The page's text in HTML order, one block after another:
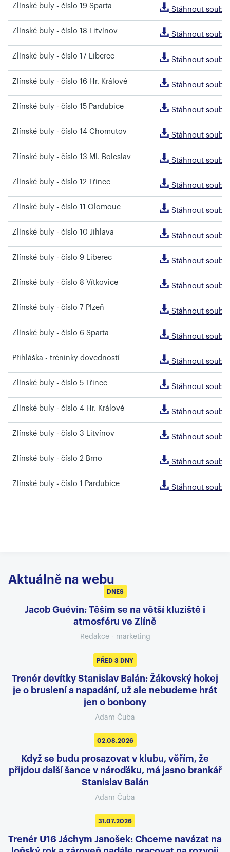
Zlínské buly - číslo 19 Sparta Stáhnout soubor
Zlínské buly - číslo 18 Litvínov Stáhnout soubor
Zlínské buly - číslo 17 Liberec Stáhnout soubor
Zlínské buly - číslo 16 Hr. Králové Stáhnout soubor
Zlínské buly - číslo 15 Pardubice Stáhnout soubor
Zlínské buly - číslo 14 Chomutov Stáhnout soubor
Zlínské buly - číslo 13 Ml. Boleslav Stáhnout soubor
Zlínské buly - číslo 12 Třinec Stáhnout soubor
Zlínské buly - číslo 11 Olomouc Stáhnout soubor
Zlínské buly - číslo 10 Jihlava Stáhnout soubor
Zlínské buly - číslo 9 Liberec Stáhnout soubor
Zlínské buly - číslo 8 Vítkovice Stáhnout soubor
Zlínské buly - číslo 7 Plzeň Stáhnout soubor
Zlínské buly - číslo 6 Sparta Stáhnout soubor
Přihláška - tréninky dovedností Stáhnout soubor
Zlínské buly - číslo 5 Třinec Stáhnout soubor
Zlínské buly - číslo 4 Hr. Králové Stáhnout soubor
Zlínské buly - číslo 3 Litvínov Stáhnout soubor
Zlínské buly - číslo 2 Brno Stáhnout soubor
Zlínské buly - číslo 1 Pardubice Stáhnout soubor
Aktuálně na webu
DNES
Jacob Guévin: Těším se na větší kluziště i
atmosféru ve Zlíně
Redakce - marketing
PŘED 3 DNY
Trenér devítky Stanislav Balán: Žákovský hokej
je o bruslení a napadání, už ale nebudeme hrát
jen o bonbony
Adam Čuba
02.08.2026
Když se budu prosazovat v klubu, věřím, že
přijdou další šance v nároďáku, má jasno brankář
Stanislav Balán
Adam Čuba
31.07.2026
Trenér U16 Jáchym Janošek: Chceme navázat na